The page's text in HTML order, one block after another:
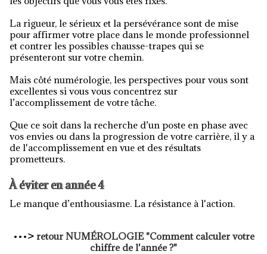
La rigueur, le sérieux et la persévérance sont de mise
pour affirmer votre place dans le monde professionnel
et contrer les possibles chausse-trapes qui se
présenteront sur votre chemin.
Mais côté numérologie, les perspectives pour vous sont
excellentes si vous vous concentrez sur
l’accomplissement de votre tâche.
Que ce soit dans la recherche d’un poste en phase avec
vos envies ou dans la progression de votre carrière, il y a
de l'accomplissement en vue et des résultats
prometteurs.
À éviter en année 4
Le manque d’enthousiasme. La résistance à l'action.
•••> retour NUMÉROLOGIE "Comment calculer votre
chiffre de l'année ?"